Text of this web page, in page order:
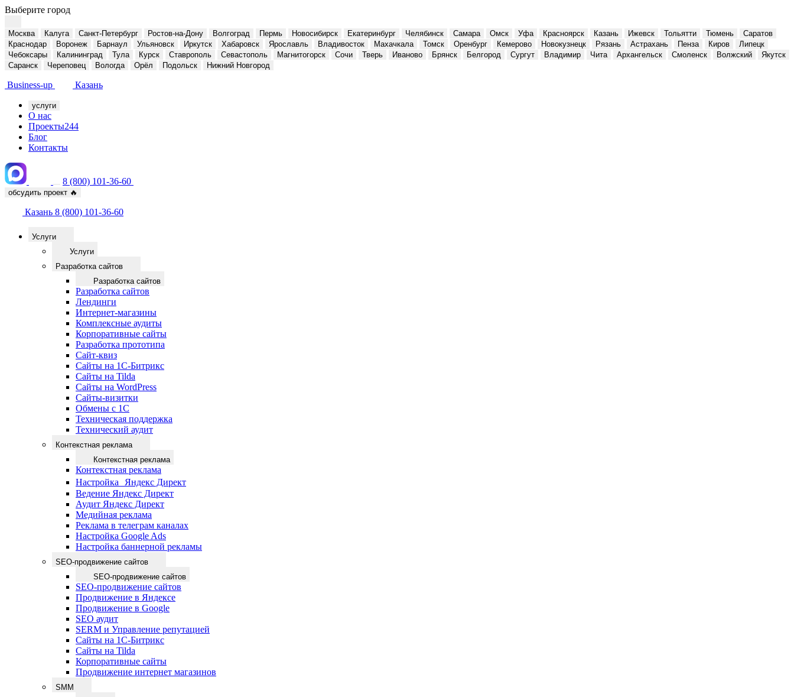
Выберите город
Москва Калуга Санкт-Петербург Ростов-на-Дону Волгоград Пермь Новосибирск Екатеринбург Челябинск Самара Омск Уфа Красноярск Казань Ижевск Тольятти Тюмень
Саратов
Краснодар
Воронеж Барнаул Ульяновск Иркутск Хабаровск Ярославль Владивосток Махачкала Томск Оренбург Кемерово Новокузнецк Рязань Астрахань Пенза Киров
Липецк
Чебоксары
Калининград Тула Курск Ставрополь Севастополь Магнитогорск Сочи Тверь Иваново Брянск Белгород Сургут Владимир Чита Архангельск Смоленск Волжский
Якутск
Саранск
Череповец Вологда Орёл Подольск Нижний Новгород
Business-up Казань
услуги
О нас
Проекты244
Блог
Контакты
8 (800) 101-36-60
обсудить проект 🔥
Казань 8 (800) 101-36-60
Услуги
Услуги
Разработка сайтов
Разработка сайтов
Разработка сайтов
Лендинги
Интернет-магазины
Комплексные аудиты
Корпоративные сайты
Разработка прототипа
Сайт-квиз
Сайты на 1С-Битрикс
Сайты на Tilda
Сайты на WordPress
Сайты-визитки
Обмены с 1С
Техническая поддержка
Технический аудит
Контекстная реклама
Контекстная реклама
Контекстная реклама
Настройка Яндекс Директ
Ведение Яндекс Директ
Аудит Яндекс Директ
Медийная реклама
Реклама в телеграм каналах
Настройка Google Ads
Настройка баннерной рекламы
SEO-продвижение сайтов
SEO-продвижение сайтов
SEO-продвижение сайтов
Продвижение в Яндексе
Продвижение в Google
SEO аудит
SERM и Управление репутацией
Сайты на 1С-Битрикс
Сайты на Tilda
Корпоративные сайты
Продвижение интернет магазинов
SMM